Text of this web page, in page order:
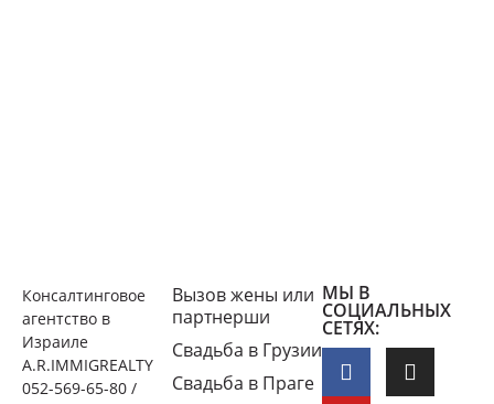
Консалтинговое
агентство в
Израиле
A.R.IMMIGREALTY
052-569-65-80 /
Вызов жены или
партнерши
Свадьба в Грузии
Свадьба в Праге
МЫ В
СОЦИАЛЬНЫХ
СЕТЯХ: